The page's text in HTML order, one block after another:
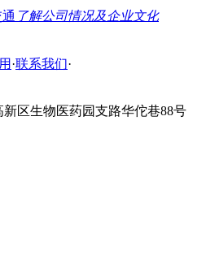
了解公司情况及企业文化
·联系我们·
区生物医药园支路华佗巷88号